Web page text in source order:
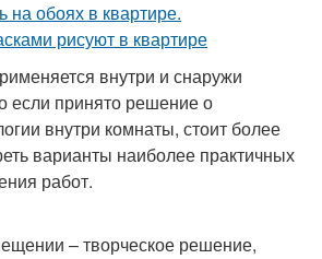
внутри и снаружи
если принято решение о
внутри комнаты, стоит более
варианты наиболее практичных
работ.
– творческое решение,